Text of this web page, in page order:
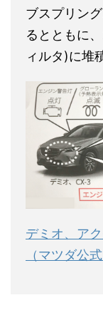
ブスプリン
るとともに
ィルタ)に堆
デミオ、ア
（マツダ公式